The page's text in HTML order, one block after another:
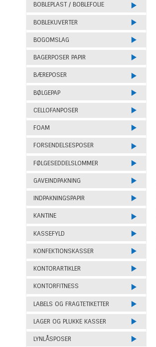
BOBLEPLAST / BOBLEFOLIE
BOBLEKUVERTER
BOGOMSLAG
BAGERPOSER PAPIR
BÆREPOSER
BØLGEPAP
CELLOFANPOSER
FOAM
FORSENDELSESPOSER
FØLGESEDDELSLOMMER
GAVEINDPAKNING
INDPAKNINGSPAPIR
KANTINE
KASSEFYLD
KONFEKTIONSKASSER
KONTORARTIKLER
KONTORFITNESS
LABELS OG FRAGTETIKETTER
LAGER OG PLUKKE KASSER
LYNLÅSPOSER